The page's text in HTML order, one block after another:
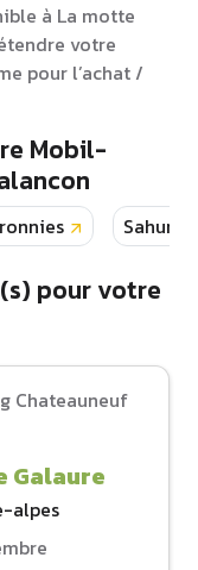
à La motte
votre
pour l’achat /
Mobil-
Sahune
pour votre
Galaure
alpes